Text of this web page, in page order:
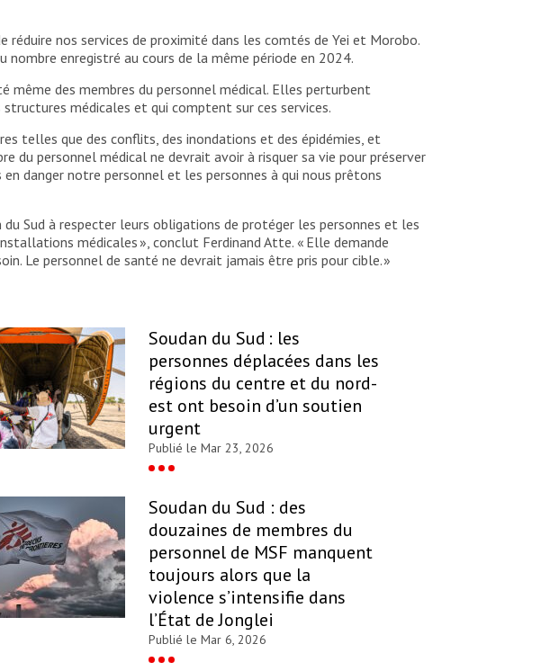
réduire nos services de proximité dans les comtés de Yei et Morobo.
nombre enregistré au cours de la même période en 2024.
des membres du personnel médical. Elles perturbent
médicales et qui comptent sur ces services.
telles que des conflits, des inondations et des épidémies, et
du personnel médical ne devrait avoir à risquer sa vie pour préserver
danger notre personnel et les personnes à qui nous prêtons
Sud à respecter leurs obligations de protéger les personnes et les
médicales », conclut Ferdinand Atte. « Elle demande
Le personnel de santé ne devrait jamais être pris pour cible. »
Soudan du Sud : les
personnes déplacées dans les
régions du centre et du nord-
est ont besoin d’un soutien
urgent
Publié le Mar 23, 2026
Soudan du Sud : des
douzaines de membres du
personnel de MSF manquent
toujours alors que la
violence s’intensifie dans
l’État de Jonglei
Publié le Mar 6, 2026